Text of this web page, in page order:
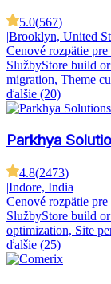
5.0(567)
|Brooklyn, United
Cenové rozpätie
SlužbyStore build
migration, Theme
ďalšie (20)
Parkhya
4.8(2473)
|Indore, India
Cenové rozpätie
SlužbyStore build
optimization, Site
ďalšie (25)